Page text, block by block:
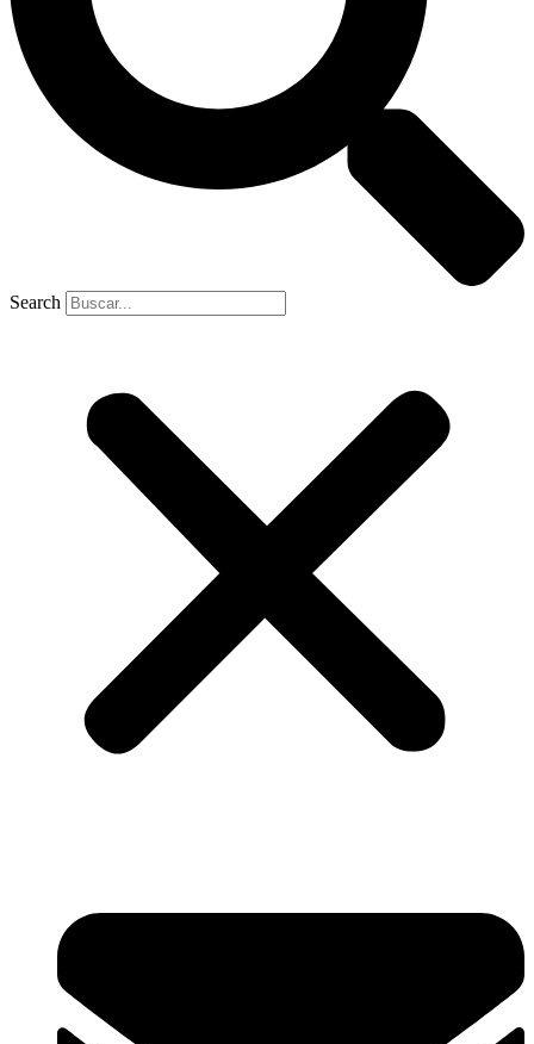
Search